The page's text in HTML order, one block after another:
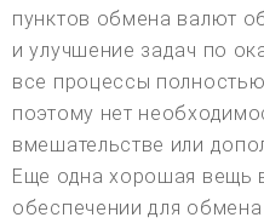
пунктов обмена валют
и улучшение задач по
все процессы
поэтому нет
вмешательстве или
Еще одна хорошая вещь
обеспечении для